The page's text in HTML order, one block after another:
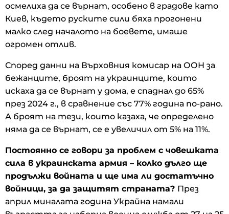
осмелиха да се върнат, особено в градове като
Киев, където руските сили бяха прогонени
малко след началото на боевете, имаше
огромен отлив.
Според данни на Върховния комисар на ООН за
бежанците, броят на украинците, които
искаха да се върнат у дома, е спаднал до 65%
през 2024 г., в сравнение със 77% година по-рано.
А броят на тези, които казаха, че определено
няма да се върнат, се е увеличил от 5% на 11%.
Постоянно се говори за проблем с човешката
сила в украинската армия – колко дълго ще
продължи войната и ще има ли достатъчно
войници, за да защитят страната? През
април миналата година Украйна намали